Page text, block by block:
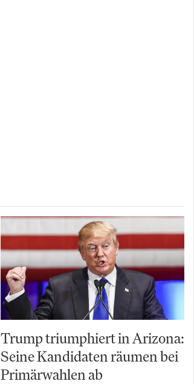
Trump triumphiert in Arizona:
Seine Kandidaten räumen bei
Primärwahlen ab